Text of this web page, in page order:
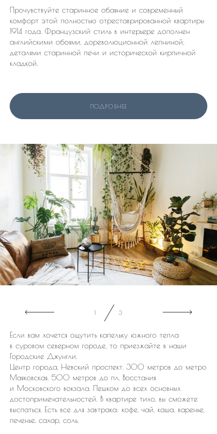
Прочувствуйте старинное обаяние и современный
комфорт этой полностью отреставрированной квартиры
1914 года. Французский стиль в интерьере дополнен
английскими обоями, дореволюционной лепниной,
деталями старинной печи и исторической кирпичной
кладкой.
ПОДРОБНЕЕ
1 3
Если вам хочется ощутить капельку южного тепла
в суровом северном городе, то приезжайте в наши
Городские Джунгли.
Центр города, Невский проспект. 300 метров до метро
Маяковская, 500 метров до пл. Восстания
и Московского вокзала. Пешком до всех основных
достопримечательностей. В квартире тихо, вы сможете
выспаться. Есть все для завтрака: кофе, чай, каша, варенье,
печенье, сахар, соль.